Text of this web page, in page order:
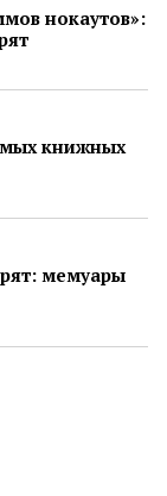
нокаутов»:
книжных
мемуары